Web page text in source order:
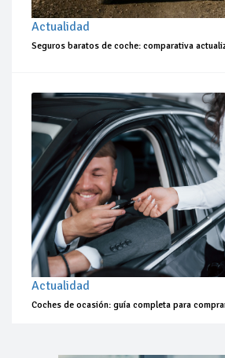
Actualidad
Seguros baratos de coche: comparativa
Actualidad
Coches de ocasión: guía completa para